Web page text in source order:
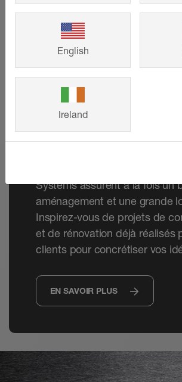
Références
Systems assurent à la fois un
aménagement et une grande
Inspirez-vous de projets de
et de rénovation déjà réalisés
clients pour concrétiser vos
EN SAVOIR PLUS
English
Ireland